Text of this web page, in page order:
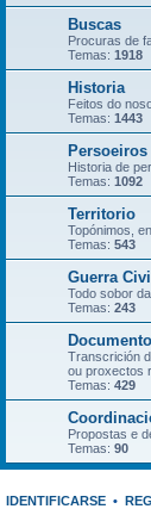
Buscas
Procuras de
Temas: 1918
Historia
Feitos do
Temas: 1443
Persoeiros
Historia de
Temas: 1092
Territorio
Topónimos,
Temas: 543
Guerra Civil
Todo sobor
Temas: 243
Transcrición
ou proxectos
Temas: 429
Propostas e
Temas: 90
IDENTIFICARSE •